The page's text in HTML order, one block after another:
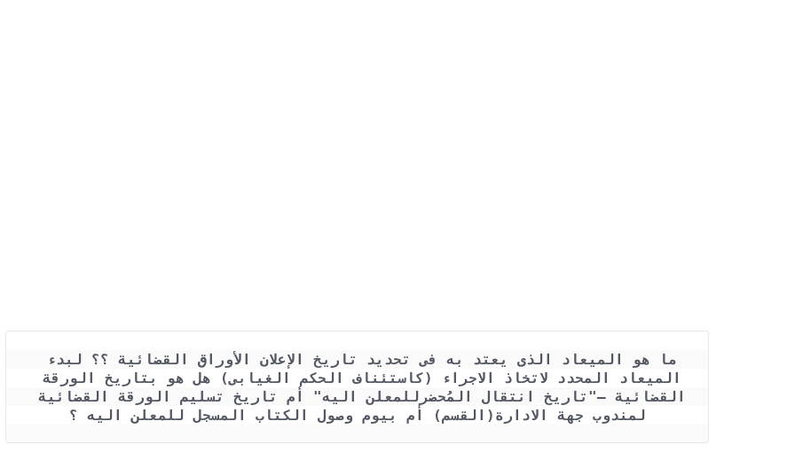
لمندوب جهة الادارة(القسم) أم بيوم وصول الكتاب المسجل للمعلن اليه ؟